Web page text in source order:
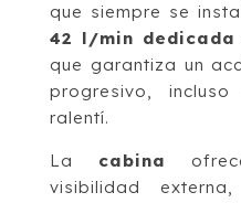
que siempre se
42 l/min
que garantiza un
progresivo,
ralentí.
La cabina
visibilidad